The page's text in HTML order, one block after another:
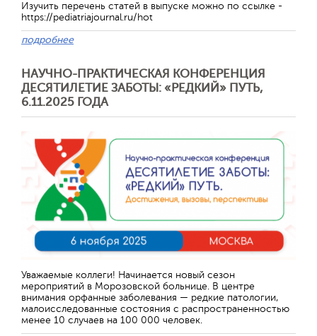
Изучить перечень статей в выпуске можно по ссылке -
https://pediatriajournal.ru/hot
подробнее
НАУЧНО-ПРАКТИЧЕСКАЯ КОНФЕРЕНЦИЯ
ДЕСЯТИЛЕТИЕ ЗАБОТЫ: «РЕДКИЙ» ПУТЬ,
6.11.2025 ГОДА
Уважаемые коллеги! Начинается новый сезон
мероприятий в Морозовской больнице. В центре
внимания орфанные заболевания — редкие патологии,
малоисследованные состояния с распространенностью
менее 10 случаев на 100 000 человек.
Отправить